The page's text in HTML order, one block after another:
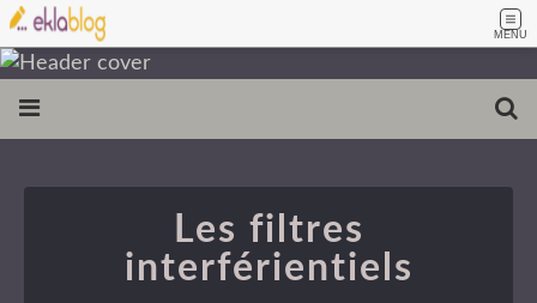
MENU
Les filtres
interférientiels